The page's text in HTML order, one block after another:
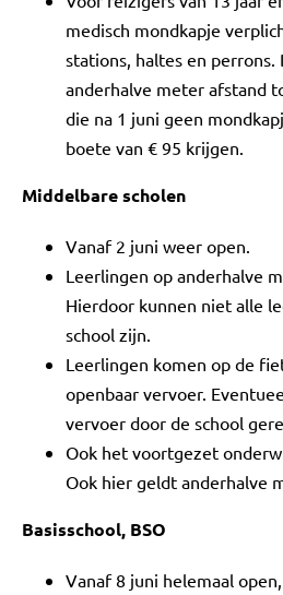
medisch mondkapje
stations, haltes en perrons.
anderhalve meter afstand
die na 1 juni geen
boete van € 95 krijgen.
Middelbare scholen
Vanaf 2 juni weer open.
Leerlingen op anderhalve
Hierdoor kunnen niet alle
school zijn.
Leerlingen komen op de
openbaar vervoer.
vervoer door de school
Ook het voortgezet
Ook hier geldt anderhalve
Basisschool, BSO
Vanaf 8 juni helemaal